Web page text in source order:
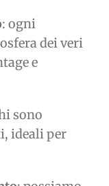
: ogni
dei veri
e
sono
ideali per